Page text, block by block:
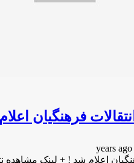
فرهنگیان
اعلام شد ! + لینک مشاهده